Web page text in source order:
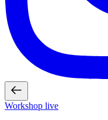
Workshop live